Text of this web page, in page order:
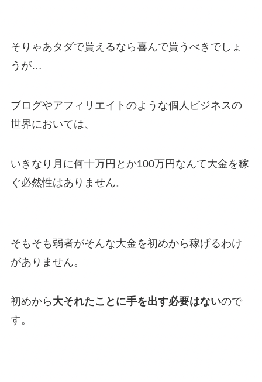
そりゃあタダで貰えるなら喜んで貰うべきでしょ
うが…
ブログやアフィリエイトのような個人ビジネスの
世界においては、
いきなり月に何十万円とか100万円なんて大金を稼
ぐ必然性はありません。
そもそも弱者がそんな大金を初めから稼げるわけ
がありません。
初めから 大それたことに手を出す必要はないので
す。